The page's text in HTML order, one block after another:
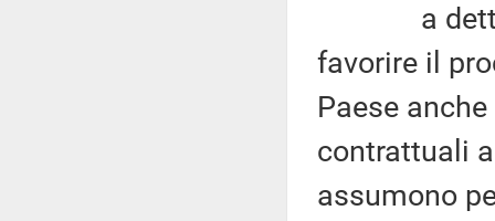
a detta
favorire il
Paese
contrattuali
assumono